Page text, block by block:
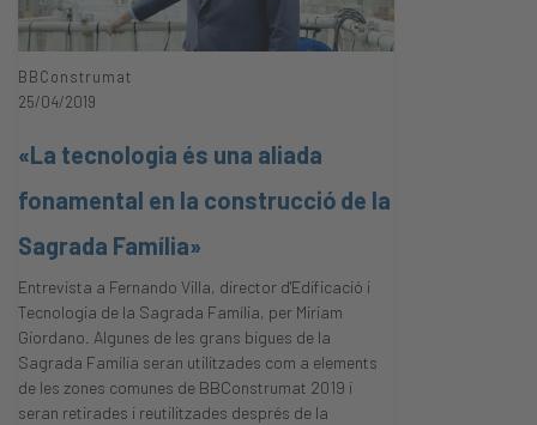
BBConstrumat
25/04/2019
«La tecnologia és una aliada
fonamental en la construcció de la
Sagrada Família»
Entrevista a Fernando Villa, director d'Edificació i
Tecnologia de la Sagrada Família, per Miriam
Giordano. Algunes de les grans bigues de la
Sagrada Família seran utilitzades com a elements
de les zones comunes de BBConstrumat 2019 i
seran retirades i reutilitzades després de la